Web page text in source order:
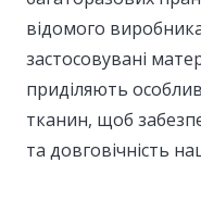
відомого
застосовувані
приділяють
тканин, щоб
та довговічність